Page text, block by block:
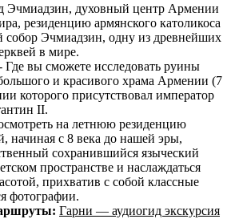
Эчмиадзин, духовный центр Армении
резиденцию армянского католикоса
собор Эчмиадзин, одну из древнейших
в мире.
Где вы сможете исследовать руины
и красивого храма Армении (7
которого присутствовал император
II.
на летнюю резиденцию
начиная с 8 века до нашей эры,
сохранившийся языческий
пространстве и наслаждаться
прихватив с собой классные
фотографии.
Гарни — аудиогид экскурсия